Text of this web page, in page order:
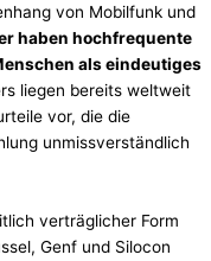
von Mobilfunk und
haben hochfrequente
als eindeutiges
liegen bereits weltweit
vor, die die
unmissverständlich
verträglicher Form
Genf und Silocon